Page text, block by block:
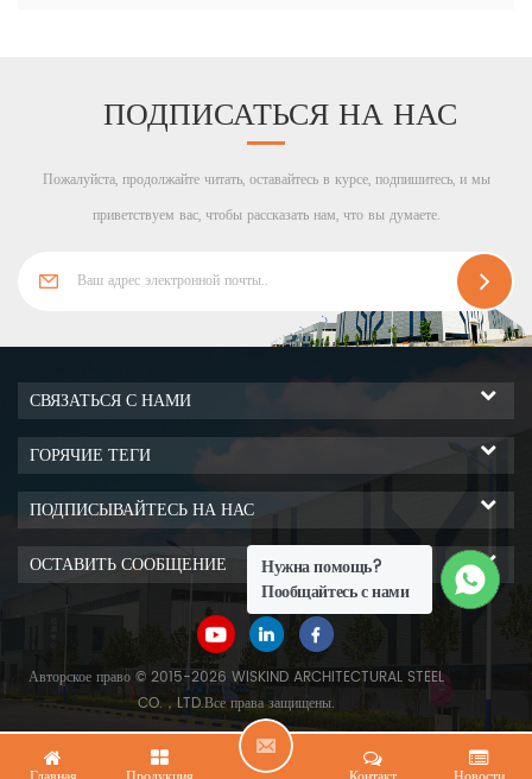
ПОДПИСАТЬСЯ НА НАС
Пожалуйста, продолжайте читать, оставайтесь в курсе, подпишитесь, и мы
приветствуем вас, чтобы рассказать нам, что вы думаете.
Нужна помощь?
Пообщайтесь с нами
СВЯЗАТЬСЯ С НАМИ
ГОРЯЧИЕ ТЕГИ
ПОДПИСЫВАЙТЕСЬ НА НАС
ОСТАВИТЬ СООБЩЕНИЕ
Авторское право © 2015-2026 WISKIND ARCHITECTURAL STEEL
CO.，LTD.Все права защищены.